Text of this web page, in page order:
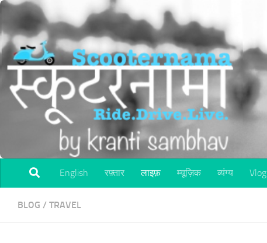
Skip to content
English रफ़्तार लाइफ़ म्यूज़िक व्यंग्य Vlog
BLOG / TRAVEL